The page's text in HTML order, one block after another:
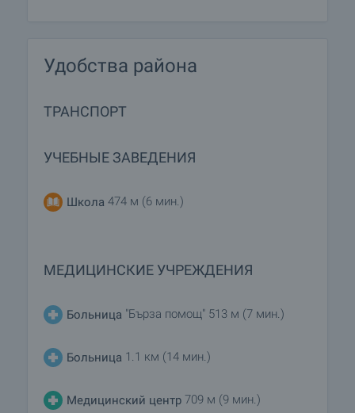
Удобства района
ТРАНСПОРТ
УЧЕБНЫЕ ЗАВЕДЕНИЯ
Школа 474 м (6 мин.)
МЕДИЦИНСКИЕ УЧРЕЖДЕНИЯ
Больница "Бърза помощ" 513 м (7 мин.)
Больница 1.1 км (14 мин.)
Медицинский центр 709 м (9 мин.)